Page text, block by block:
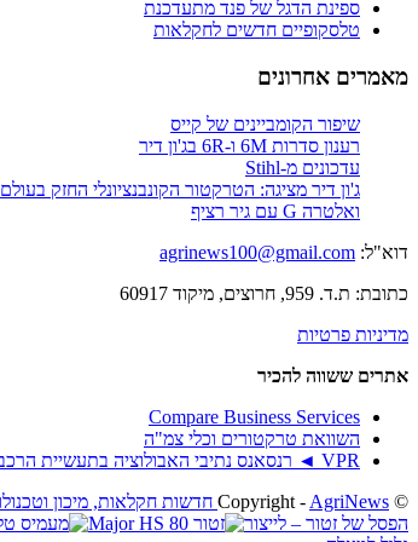
ספינת הדגל של פנד מתעדכנת
טלסקופיים חדשים לחקלאות
מאמרים אחרונים
שיפור הקומביינים של קייס
רענון סדרות 6M ו-6R בג'ון דיר
עדכונים מ-Stihl
ג'ון דיר מציגה: הטרקטור הקונבנציונלי החזק בעולם
ואלטרה G עם גיר רציף
דוא"ל: agrinews100@gmail.com
כתובת: ת.ד. 959, חרוצים, מיקוד 60917
מדיניות פרטיות
אתרים ששווה להכיר
Compare Business Services
השוואת טרקטורים וכלי צמ"ה
VPR ◄ רנסאנס נתיבי האבולוציה בתעשיית הרכב
© ‫Copyright - AgriNews חדשות חקלאות, מיכון וטכנולוגיה בישראל ◄ אגריניוז
הפסל של זטור – לייצור